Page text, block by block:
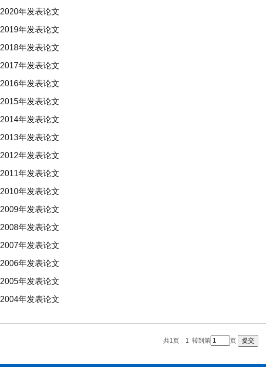
2020年发表论文
2019年发表论文
2018年发表论文
2017年发表论文
2016年发表论文
2015年发表论文
2014年发表论文
2013年发表论文
2012年发表论文
2011年发表论文
2010年发表论文
2009年发表论文
2008年发表论文
2007年发表论文
2006年发表论文
2005年发表论文
2004年发表论文
共1页 1 转到第 页